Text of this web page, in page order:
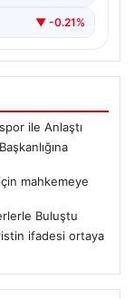
▼ -0.21%
ile Anlaştı
mahkemeye
Buluştu
ifadesi ortaya